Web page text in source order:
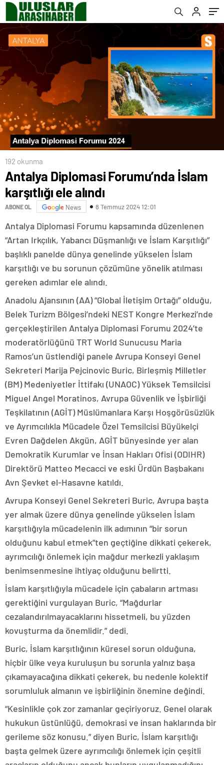
192 okunma
Antalya Diplomasi Forumu’nda İslam
karşıtlığı ele alındı
ABONE OL News 8 Temmuz 2024 12:01
Antalya Diplomasi Forumu kapsamında düzenlenen
“Artan Irkçılık, Yabancı Düşmanlığı ve İslam Karşıtlığı”
başlıklı panelde dünya genelinde yükselen İslam
karşıtlığı ve bu sorunun çözümüne yönelik atılması
gereken adımlar ele alındı.
Anadolu Ajansının (AA) “Global İletişim Ortağı” olduğu,
Belek Turizm Bölgesi’ndeki NEST Kongre Merkezi’nde
gerçekleştirilen Antalya Diplomasi Forumu 2024’te
moderatörlüğünü TRT World Sunucusu Maria
Ramos’un üstlendiği panele Avrupa Konseyi Genel
Sekreteri Marija Pejcinovic Buric, Birleşmiş Milletler
(BM) Medeniyetler İttifakı (UNAOC) Yüksek Temsilcisi
Miguel Angel Moratinos, Avrupa Güvenlik ve İşbirliği
Teşkilatının (AGİT) Müslümanlara Karşı Hoşgörüsüzlük
ve Ayrımcılıkla Mücadele Özel Temsilcisi Büyükelçi
Evren Dağdelen Akgün, AGİT bünyesinde yer alan
Demokratik Kurumlar ve İnsan Hakları Ofisi (ODIHR)
Direktörü Matteo Mecacci ve eski Ürdün Başbakanı
Avn Şevket el-Hasavne katıldı.
Avrupa Konseyi Genel Sekreteri Buric, Avrupa başta
yer almak üzere dünya genelinde yükselen İslam
karşıtlığıyla mücadelenin ilk adımının “bir sorun
olduğunu kabul etmek”ten geçtiğine dikkati çekerek,
ayrımcılığı önlemek için mağdur merkezli yaklaşım
benimsenmesine ihtiyaç olduğunu belirtti.
İslam karşıtlığıyla mücadele için çabaların artması
gerektiğini vurgulayan Buric, “Mağdurlar
cezalandırılmayacaklarını hissetmeli, bu yüzden
kovuşturma da önemlidir.” dedi.
Buric, İslam karşıtlığının küresel sorun olduğuna,
hiçbir ülke veya kuruluşun bu sorunla yalnız başa
çıkamayacağına dikkati çekerek, bu nedenle kolektif
sorumluluk almanın ve işbirliğinin önemine değindi.
“Kesinlikle çok zor zamanlar geçiriyoruz. Genel olarak
hukukun üstünlüğü, demokrasi ve insan haklarında bir
gerileme söz konusu.” diyen Buric, İslam karşıtlığı
başta gelmek üzere ayrımcılığı önlemek için çeşitli